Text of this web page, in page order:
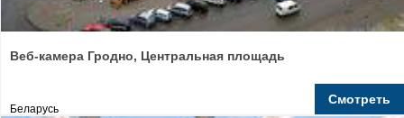
Веб-камера Гродно, Центральная площадь
Беларусь
Смотреть